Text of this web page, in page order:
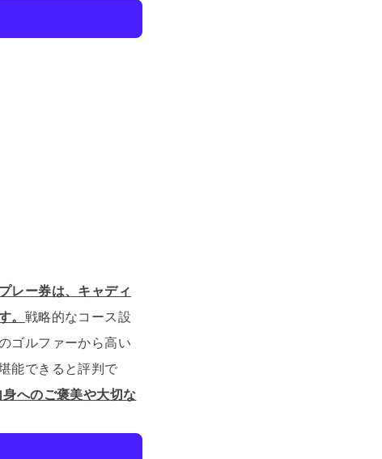
レー券は、キャディ
。 戦略的なコース設
ゴルファーから高い
能できると評判で
へのご褒美や大切な